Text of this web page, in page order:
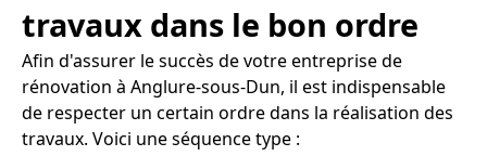
travaux dans le bon ordre
Afin d'assurer le succès de votre entreprise de
rénovation à Anglure-sous-Dun, il est indispensable
de respecter un certain ordre dans la réalisation des
travaux. Voici une séquence type :